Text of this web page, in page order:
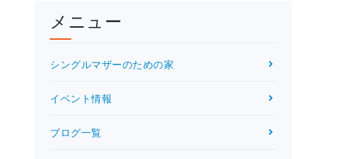
メニュー
シングルマザーのための家
イベント情報
ブログ一覧